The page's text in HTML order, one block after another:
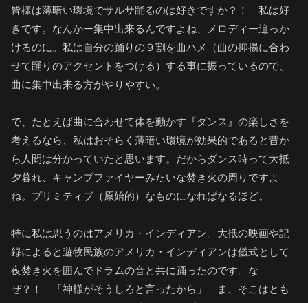
皆様は薄暗い環境でサルサ踊るのは好きですか？！ 私は好
きです。なんかー集中出来るんですよね、メロディー追っか
けるのに。私は自分の踊りの９割を曲ハメ（曲の抑揚に合わ
せて踊りのアクセントをつける）する事に振っているので、
曲に集中出来る方がやりやすい。
で、たとえば曲に合わせて体を動かす『ダンス』の楽しさを
考えるなら、私はおそらく薄暗い環境が効果的であると昔か
ら人間は分かっていたと思います。だからダンス時って大抵
夕暮れ、キャンプファイヤーみたいな焚き火の周りですよ
ね。プリミティブ（原始的）なものになればなるほど。
特に私は思うのはアメリカ・インディアン。大抵の映画や記
録によると遊牧民族のアメリカ・インディアンは儀式として
夜焚き火を囲んでドラムの音と共に踊ったのです。な
ぜ？！ 「神様がそうしろと言ったから」 ま、そこはとも